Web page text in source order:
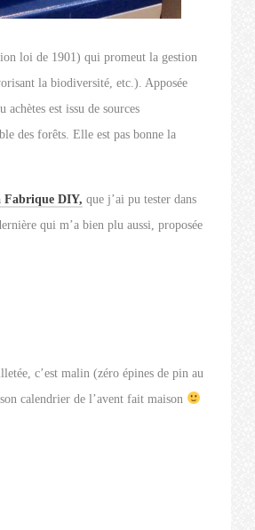
loi de 1901) qui promeut la gestion
la biodiversité, etc.). Apposée
est issu de sources
des forêts. Elle est pas bonne la
Fabrique DIY, que j’ai pu tester dans
qui m’a bien plu aussi, proposée
c’est malin (zéro épines de pin au
calendrier de l’avent fait maison